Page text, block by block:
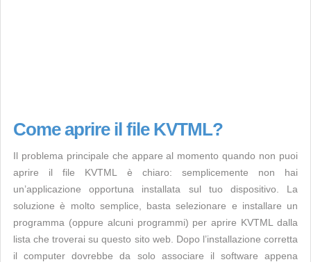
Come aprire il file KVTML?
Il problema principale che appare al momento quando non puoi
aprire il file KVTML è chiaro: semplicemente non hai
un’applicazione opportuna installata sul tuo dispositivo. La
soluzione è molto semplice, basta selezionare e installare un
programma (oppure alcuni programmi) per aprire KVTML dalla
lista che troverai su questo sito web. Dopo l’installazione corretta
il computer dovrebbe da solo associare il software appena